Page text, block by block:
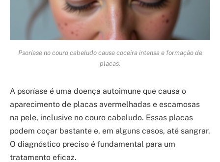
Psoríase no couro cabeludo causa coceira intensa e formação de
placas.
A psoríase é uma doença autoimune que causa o
aparecimento de placas avermelhadas e escamosas
na pele, inclusive no couro cabeludo. Essas placas
podem coçar bastante e, em alguns casos, até sangrar.
O diagnóstico preciso é fundamental para um
tratamento eficaz.